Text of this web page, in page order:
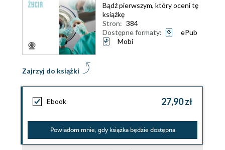
Zajrzyj do książki
Bądź pierwszym, który oceni tę
książkę
Stron: 384
Dostępne formaty:
ePub
Mobi
Ebook 27,90 zł
Powiadom mnie, gdy książka będzie dostępna